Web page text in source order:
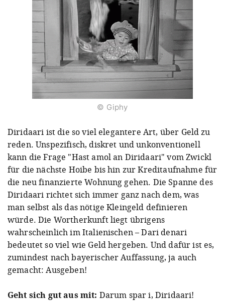
© Giphy
Diridaari ist die so viel elegantere Art, über Geld zu
reden. Unspezifisch, diskret und unkonventionell
kann die Frage "Hast amol an Diridaari" vom Zwickl
für die nächste Hoibe bis hin zur Kreditaufnahme für
die neu finanzierte Wohnung gehen. Die Spanne des
Diridaari richtet sich immer ganz nach dem, was
man selbst als das nötige Kleingeld definieren
würde. Die Wortherkunft liegt übrigens
wahrscheinlich im Italienischen – Dari denari
bedeutet so viel wie Geld hergeben. Und dafür ist es,
zumindest nach bayerischer Auffassung, ja auch
gemacht: Ausgeben!
Geht sich gut aus mit: Darum spar i, Diridaari!